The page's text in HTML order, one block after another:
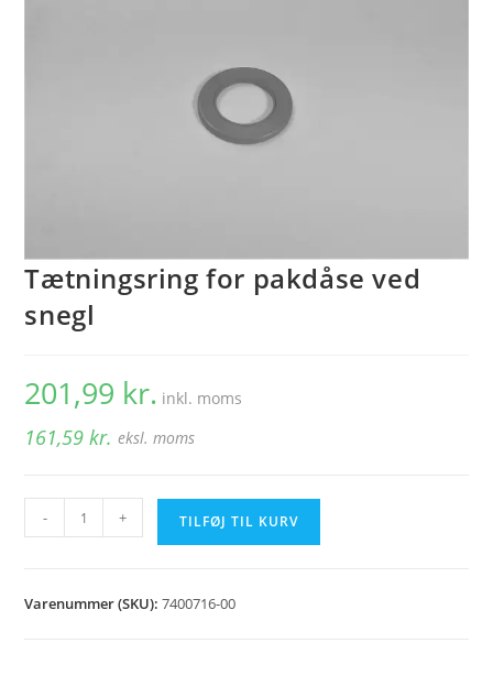
Tætningsring for pakdåse ved
snegl
201,99 kr. inkl. moms
161,59kr. eksl. moms
Tætningsring
for
- + TILFØJ TIL KURV
Varenummer (SKU):7400716-00